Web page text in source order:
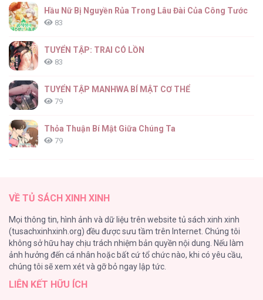
Hầu Nữ Bị Nguyền Rủa Trong Lâu Đài Của Công Tước
83
TUYỂN TẬP: TRAI CÓ LỒN
83
TUYỂN TẬP MANHWA BÍ MẬT CƠ THỂ
79
Thỏa Thuận Bí Mật Giữa Chúng Ta
79
51
Bí Mật Thanh Xuân
51
Ảo Mộng tình yêu
VỀ TỦ SÁCH XINH XINH
Mọi thông tin, hình ảnh và dữ liệu trên website tủ sách xinh xinh
(tusachxinhxinh.org) đều được sưu tầm trên Internet. Chúng tôi
không sở hữu hay chịu trách nhiệm bản quyền nội dung. Nếu làm
ảnh hưởng đến cá nhân hoặc bất cứ tổ chức nào, khi có yêu cầu,
chúng tôi sẽ xem xét và gỡ bỏ ngay lập tức.
LIÊN KẾT HỮU ÍCH